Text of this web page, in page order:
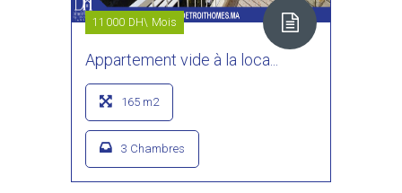
11000 DH\ Mois
Appartement vide à la loca...
165 m2
3 Chambres